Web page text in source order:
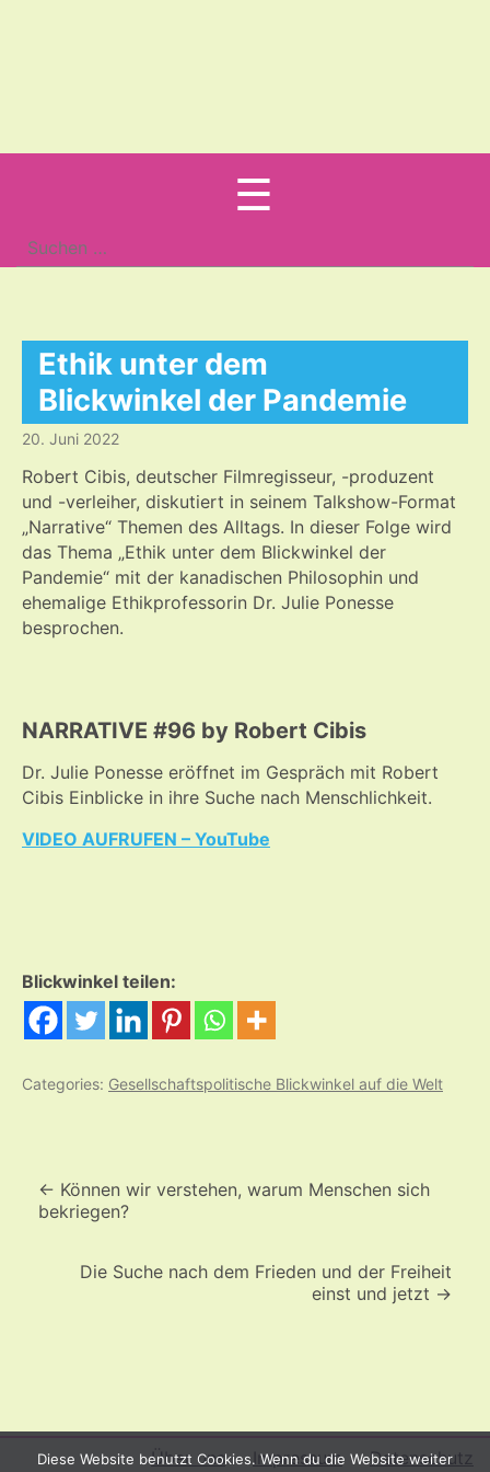
☰
Suche
nach:
Ethik unter dem
Blickwinkel der Pandemie
20. Juni 2022
Robert Cibis, deutscher Filmregisseur, -produzent
und -verleiher, diskutiert in seinem Talkshow-Format
„Narrative“ Themen des Alltags. In dieser Folge wird
das Thema „Ethik unter dem Blickwinkel der
Pandemie“ mit der kanadischen Philosophin und
ehemalige Ethikprofessorin Dr. Julie Ponesse
besprochen.
NARRATIVE #96 by Robert Cibis
Dr. Julie Ponesse eröffnet im Gespräch mit Robert
Cibis Einblicke in ihre Suche nach Menschlichkeit.
VIDEO AUFRUFEN – YouTube
Blickwinkel teilen:
Categories: Gesellschaftspolitische Blickwinkel auf die Welt
← Können wir verstehen, warum Menschen sich
bekriegen?
Die Suche nach dem Frieden und der Freiheit
einst und jetzt →
Über uns Impressum Datenschutz
Diese Website benutzt Cookies. Wenn du die Website weiter